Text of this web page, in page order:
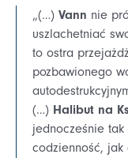
„(…) Vann nie
uszlachetniać
to ostra
pozbawionego
(…) Halibut na
jednocześnie tak
codzienność, jak